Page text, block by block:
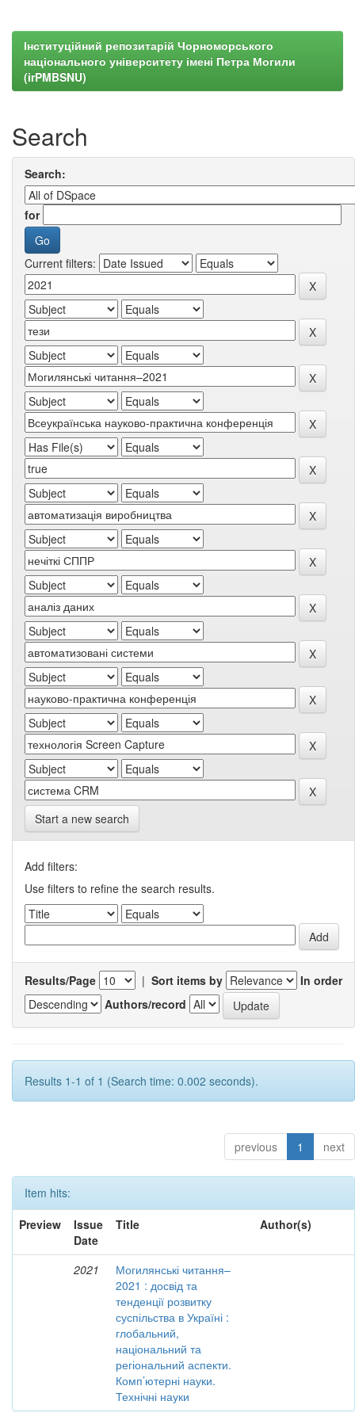
Інституційний репозитарій Чорноморського
національного університету імені Петра Могили
(irPMBSNU)
Search
Search:
for
Current filters:
Start a new search
Add filters:
Use filters to refine the search results.
Results/Page | Sort items by
In order
Authors/record
Results 1-1 of 1 (Search time: 0.002 seconds).
previous 1 next
Item hits:
Preview
Issue
Date
Title Author(s)
2021
Могилянські читання–
2021 : досвід та
тенденції розвитку
суспільства в Україні :
глобальний,
національний та
регіональний аспекти.
Комп’ютерні науки.
Технічні науки